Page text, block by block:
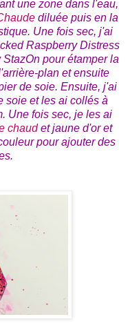
une zone dans l'eau,
diluée puis en la
Une fois sec, j'ai
Raspberry Distress
StazOn pourétamper la
plan et ensuite
de soie. Ensuite, j'ai
soie et les ai collés à
Une fois sec, je les ai
chaudet jaune d'or et
pour ajouter des